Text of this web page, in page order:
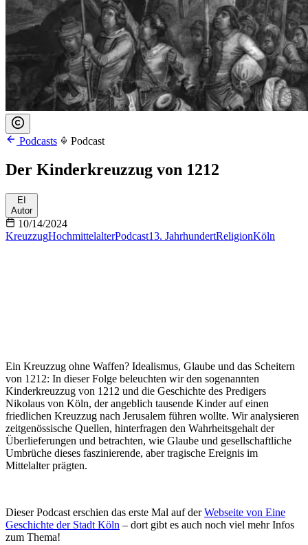
Podcasts Podcast
Der Kinderkreuzzug von 1212
EI
Autor
10/14/2024
KreuzzugHochmittelalterPodcast13. JahrhundertReligionKöln
Ein Kreuzzug ohne Waffen? Idealismus, Glaube und das Scheitern
von 1212: In dieser Folge beleuchten wir den sogenannten
Kinderkreuzzug von 1212 und die Geschichte des Predigers
Nikolaus von Köln, der angeblich tausende Kinder auf einen
friedlichen Kreuzzug nach Jerusalem führen wollte. Wir analysieren
zeitgenössische Quellen, hinterfragen den Wahrheitsgehalt der
Überlieferungen und betrachten, wie Glaube und gesellschaftliche
Umbrüche dieses faszinierende, aber tragische Ereignis im
Mittelalter prägten.
Dieser Podcast erschien das erste Mal auf derWebseite von Eine
Geschichte der Stadt Köln – dort gibt es auch noch viel mehr Infos
zum Thema!